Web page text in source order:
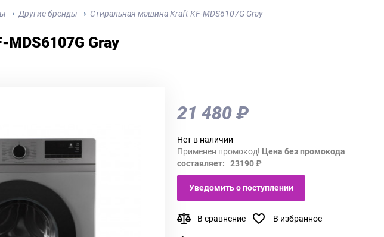
Другие бренды Стиральная машина Kraft KF-MDS6107G Gray
Gray
21 480 ₽
Нет в наличии
Применен промокод! Цена без промокода
составляет: 23190 ₽
Уведомить о поступлении
В сравнение В избранное